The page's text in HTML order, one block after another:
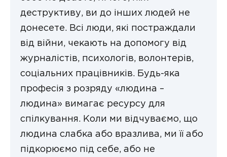
деструктиву, ви до інших людей не
донесете. Всі люди, які постраждали
від війни, чекають на допомогу від
журналістів, психологів, волонтерів,
соціальних працівників. Будь-яка
професія з розряду «людина –
людина» вимагає ресурсу для
спілкування. Коли ми відчуваємо, що
людина слабка або вразлива, ми її або
підкорюємо під себе, або не